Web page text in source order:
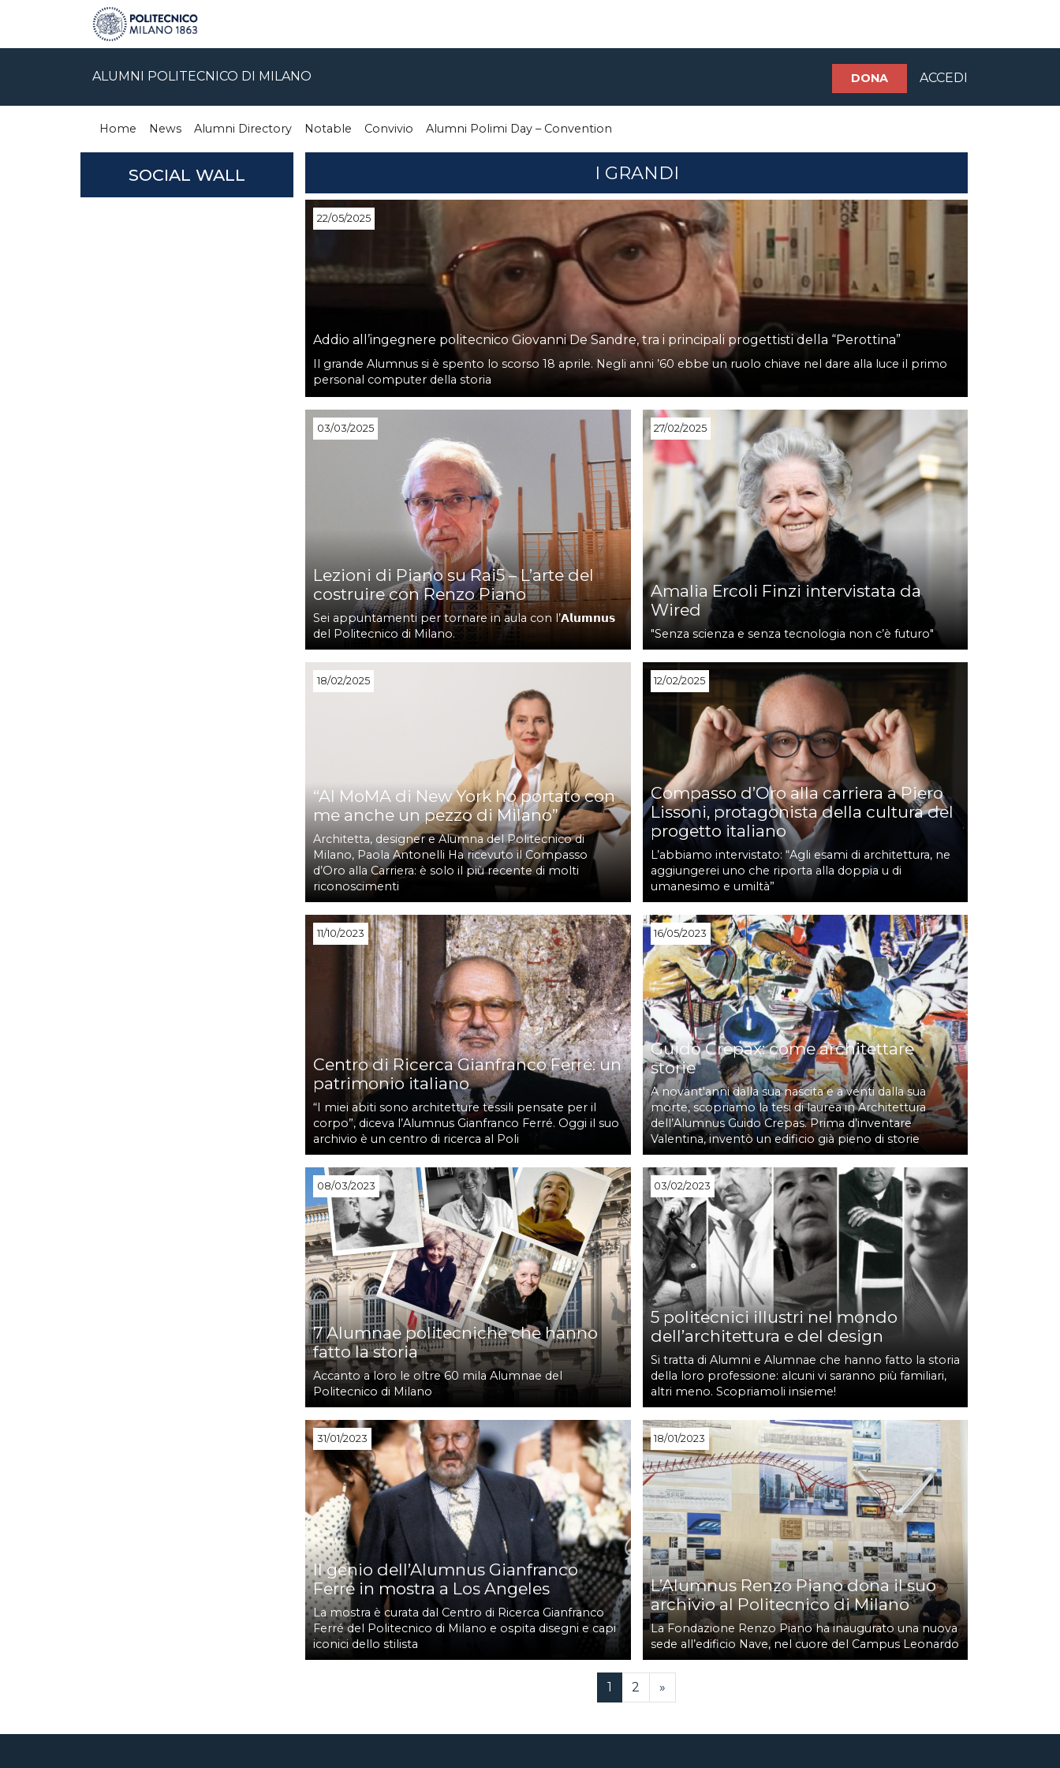
ALUMNI POLITECNICO DI MILANO ACCEDI
DONA
Home News Alumni Directory Notable Convivio Alumni Polimi Day – Convention
SOCIAL WALL I GRANDI
Addio all’ingegnere politecnico Giovanni De Sandre, tra i principali progettisti della “Perottina”
Il grande Alumnus si è spento lo scorso 18 aprile. Negli anni ’60 ebbe un ruolo chiave nel dare alla luce il primo
personal computer della storia
22/05/2025
Lezioni di Piano su Rai5 – L’arte del
costruire con Renzo Piano
Sei appuntamenti per tornare in aula con l’𝗔𝗹𝘂𝗺𝗻𝘂𝘀
del Politecnico di Milano.
03/03/2025
Amalia Ercoli Finzi intervistata da
Wired
"Senza scienza e senza tecnologia non c’è futuro"
27/02/2025
“Al MoMA di New York ho portato con
me anche un pezzo di Milano”
Architetta, designer e Alumna del Politecnico di
Milano, Paola Antonelli Ha ricevuto il Compasso
d’Oro alla Carriera: è solo il più recente di molti
riconoscimenti
18/02/2025
Compasso d’Oro alla carriera a Piero
Lissoni, protagonista della cultura del
progetto italiano
L’abbiamo intervistato: “Agli esami di architettura, ne
aggiungerei uno che riporta alla doppia u di
umanesimo e umiltà”
12/02/2025
Centro di Ricerca Gianfranco Ferré: un
patrimonio italiano
“I miei abiti sono architetture tessili pensate per il
corpo”, diceva l’Alumnus Gianfranco Ferré. Oggi il suo
archivio è un centro di ricerca al Poli
11/10/2023
Guido Crepax: come architettare
storie
A novant'anni dalla sua nascita e a venti dalla sua
morte, scopriamo la tesi di laurea in Architettura
dell’Alumnus Guido Crepas. Prima d’inventare
Valentina, inventò un edificio già pieno di storie
16/05/2023
7 Alumnae politecniche che hanno
fatto la storia
Accanto a loro le oltre 60 mila Alumnae del
Politecnico di Milano
08/03/2023
5 politecnici illustri nel mondo
dell’architettura e del design
Si tratta di Alumni e Alumnae che hanno fatto la storia
della loro professione: alcuni vi saranno più familiari,
altri meno. Scopriamoli insieme!
03/02/2023
Il genio dell’Alumnus Gianfranco
Ferré in mostra a Los Angeles
La mostra è curata dal Centro di Ricerca Gianfranco
Ferré del Politecnico di Milano e ospita disegni e capi
iconici dello stilista
31/01/2023
L’Alumnus Renzo Piano dona il suo
archivio al Politecnico di Milano
La Fondazione Renzo Piano ha inaugurato una nuova
sede all’edificio Nave, nel cuore del Campus Leonardo
18/01/2023
Current Page
1 Page
2 »